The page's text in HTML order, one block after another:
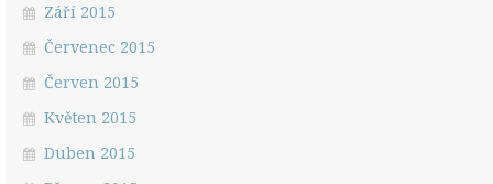
Září 2015
Červenec 2015
Červen 2015
Květen 2015
Duben 2015